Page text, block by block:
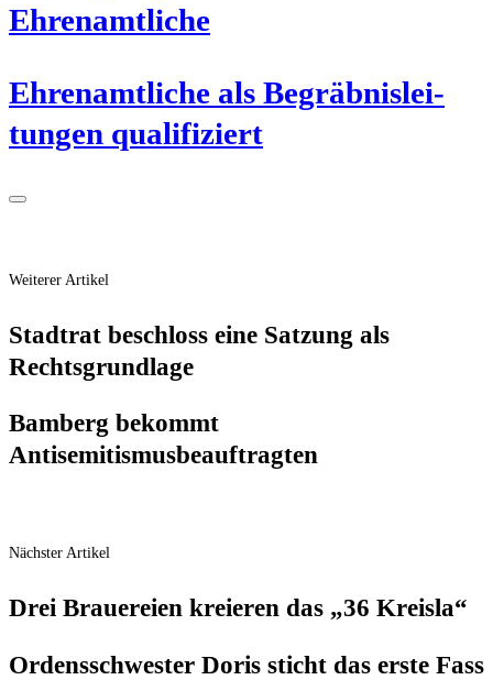
Ehrenamtliche
Ehren­amt­li­che als Begräb­nis­lei­
tun­gen qualifiziert
Weiterer Artikel
Stadt­rat beschloss eine Sat­zung als
Rechtsgrundlage
Bam­berg bekommt
Antisemitismusbeauftragten
Nächster Artikel
Drei Braue­rei­en kre­ieren das „36 Kreisla“
Ordens­schwes­ter Doris sticht das ers­te Fass